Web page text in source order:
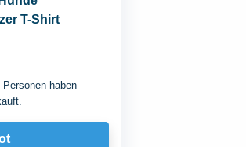
T-Shirt
haben